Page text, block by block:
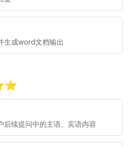
生成word文档输出
后续提问中的主语、宾语内容